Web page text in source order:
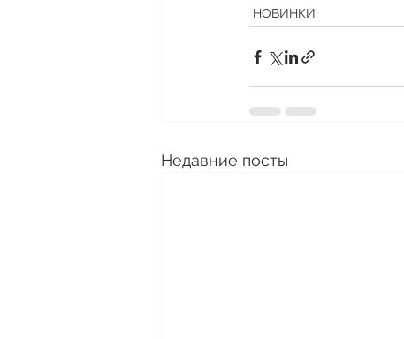
НОВИНКИ
Недавние посты